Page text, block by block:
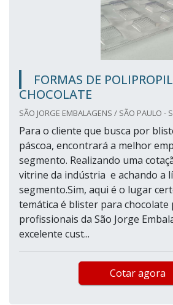
FORMAS DE
CHOCOLATE
SÃO JORGE EMBALAGENS / SÃO PAULO -
Para o cliente que busca por
páscoa, encontrará a melhor
segmento. Realizando uma
vitrine da indústria e achando a
segmento.Sim, aqui é o lugar
temática é blister para chocolate
profissionais da São Jorge
excelente cust...
Cotar agora